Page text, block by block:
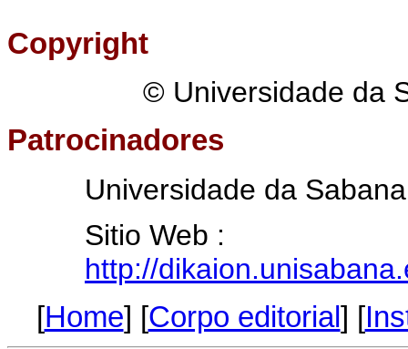
Copyright
© Universidade da
Patrocinadores
Universidade da Sabana
Sitio Web :
http://
[Home] [Corpo editorial] [